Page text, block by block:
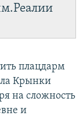
плацдарм
Крынки
на сложность
и